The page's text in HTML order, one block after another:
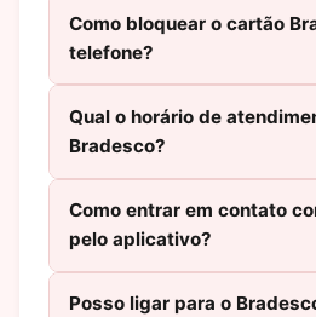
Como bloquear o cartão
telefone?
Qual o horário de
Bradesco?
Como entrar em contato
pelo aplicativo?
Posso ligar para o